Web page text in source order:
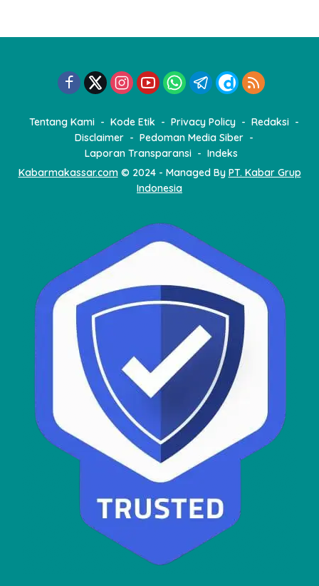
Tentang Kami Kode Etik Privacy Policy
Redaksi
Disclaimer
Pedoman Media Siber
Laporan Transparansi
Indeks
Kabarmakassar.com© 2024 - Managed By PT. Kabar Grup
Indonesia